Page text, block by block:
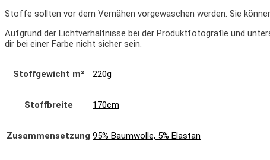
Stoffe sollten vor dem Vernähen vorgewaschen werden. Sie
Aufgrund der Lichtverhältnisse bei der Produktfotografie und
dir bei einer Farbe nicht sicher sein.
Stoffgewicht m² 220g
Stoffbreite 170cm
Zusammensetzung 95% Baumwolle, 5% Elastan